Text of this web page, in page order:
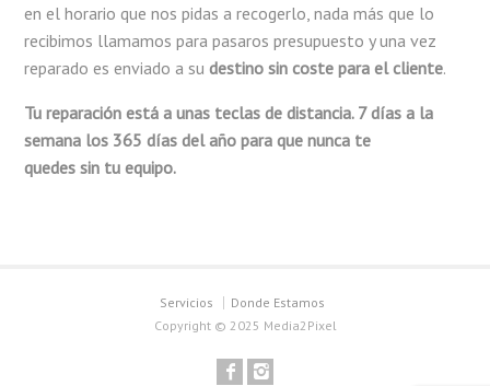
en el horario que nos pidas a recogerlo, nada más que lo
recibimos llamamos para pasaros presupuesto y una vez
reparado es enviado a sudestino sin coste para el cliente.
Tu reparación está a unas teclas de distancia. 7 días a la
semana los 365 días del año para que nunca te
quedes sin tu equipo.
Servicios
Donde Estamos
Copyright © 2025 Media2Pixel